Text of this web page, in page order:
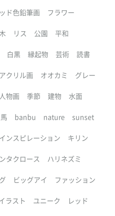
ド色鉛筆画 フラワー
リス 公園 平和
白黒 縁起物 芸術 読書
アクリル画 オオカミ グレー
人物画 季節 建物 水面
馬 banbu nature sunset
インスピレーション キリン
タクロース ハリネズミ
ビッグアイ ファッション
ラスト ユニーク レッド